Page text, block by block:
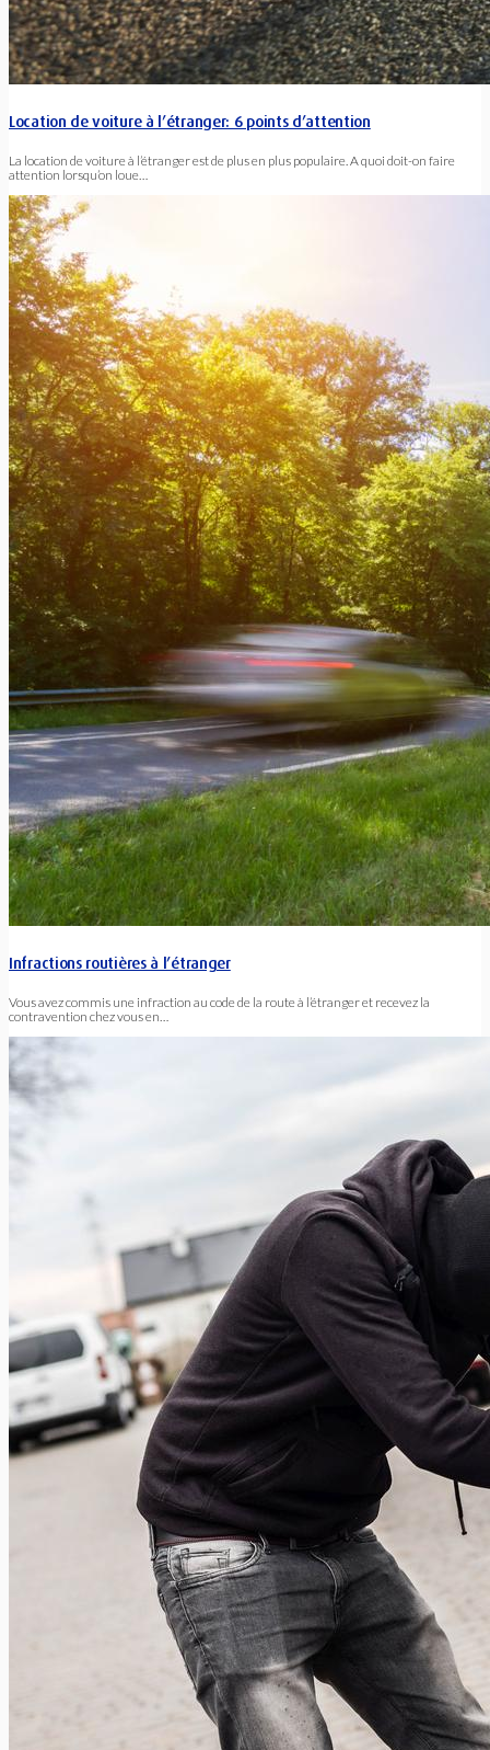
Location de voiture à l’étranger: 6 points d’attention
La location de voiture à l’étranger est de plus en plus populaire. A quoi doit-on faire
attention lorsqu’on loue…
Infractions routières à l’étranger
Vous avez commis une infraction au code de la route à l’étranger et recevez la
contravention chez vous en…